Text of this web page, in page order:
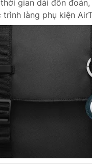
gian dài đồn
làng phụ kiện